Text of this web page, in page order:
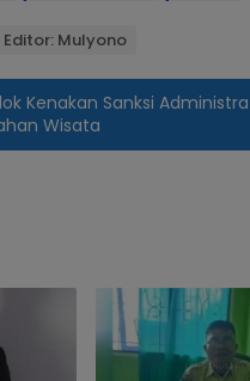
Editor: Mulyono
Kenakan Sanksi
Wisata